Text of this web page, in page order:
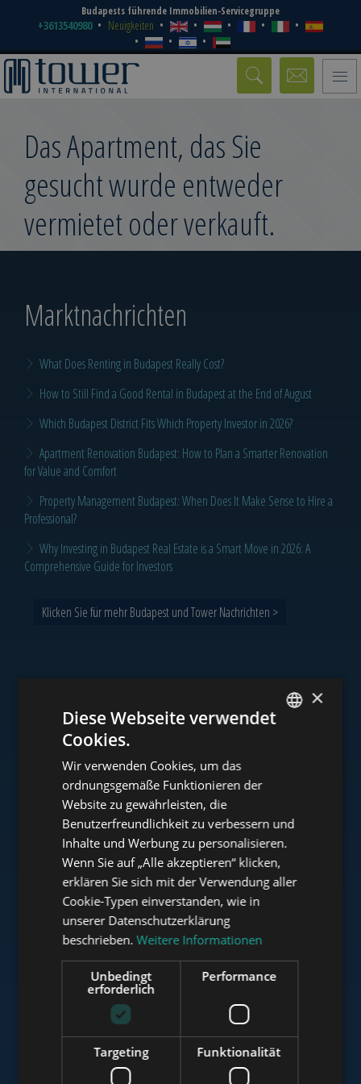
Budapests führende Immobilien-Servicegruppe
+3613540980 Neuigkeiten
Toggle
Das Apartment, das Sie
gesucht wurde entweder
vermietet oder verkauft.
Marktnachrichten
What Does Renting in Budapest Really Cost?
How to Still Find a Good Rental in Budapest at the End of August
Which Budapest District Fits Which Property Investor in 2026?
Apartment Renovation Budapest: How to Plan a Smarter Renovation
for Value and Comfort
Property Management Budapest: When Does It Make Sense to Hire a
Professional?
Why Investing in Budapest Real Estate is a Smart Move in 2026: A
Comprehensive Guide for Investors
Klicken Sie für mehr Budapest und Tower Nachrichten >
Unser Portfolio
www.tower-investments.com
www.towerassistance.com
www.towerconsulting.hu
www.mybudapesthome.com
FRENCH
ITALIAN
SPANISH
RUSSIAN
×
Diese Webseite verwendet
Cookies.
Wir verwenden Cookies, um das
ordnungsgemäße Funktionieren der
Website zu gewährleisten, die
Benutzerfreundlichkeit zu verbessern und
Inhalte und Werbung zu personalisieren.
Wenn Sie auf „Alle akzeptieren“ klicken,
erklären Sie sich mit der Verwendung aller
Cookie-Typen einverstanden, wie in
unserer Datenschutzerklärung
beschrieben. Weitere Informationen
Unbedingt
erforderlich
Performance
Targeting Funktionalität